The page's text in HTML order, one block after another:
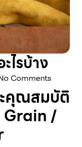
ไรบ้าง
Comments
คุณสมบัติ
Grain /